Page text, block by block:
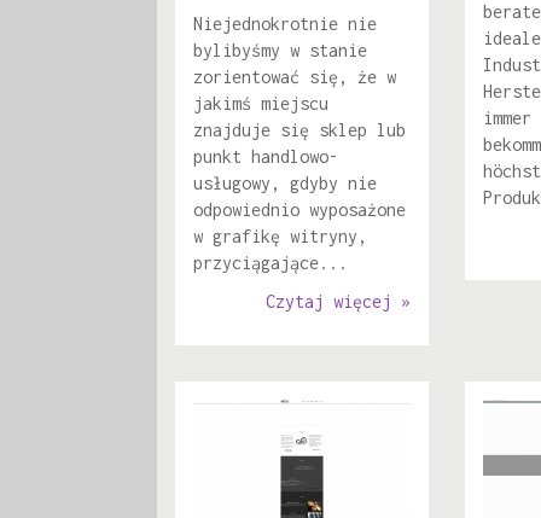
Niejednokrotnie nie
bylibyśmy w stanie
zorientować się, że w
jakimś miejscu
znajduje się sklep lub
punkt handlowo-
usługowy, gdyby nie
odpowiednio wyposażone
w grafikę witryny,
przyciągające...
Czytaj więcej »